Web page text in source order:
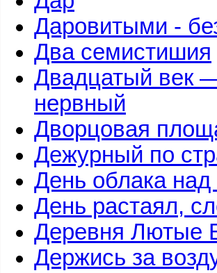
Даровитыми -
Два семистишия
Двадцатый век
нервный
Дворцовая
Дежурный по
День облака
День растаял,
Деревня Лютые
Держись за